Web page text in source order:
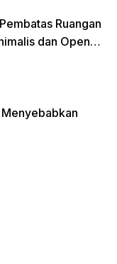
Ruangan
dan Open